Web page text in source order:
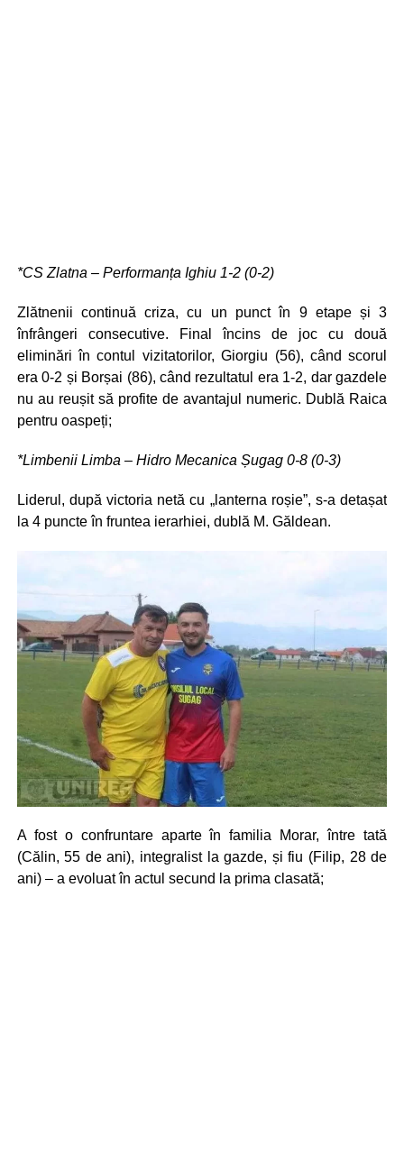
*CS Zlatna – Performanța Ighiu 1-2 (0-2)
Zlătnenii continuă criza, cu un punct în 9 etape și 3
înfrângeri consecutive. Final încins de joc cu două
eliminări în contul vizitatorilor, Giorgiu (56), când scorul
era 0-2 și Borșai (86), când rezultatul era 1-2, dar gazdele
nu au reușit să profite de avantajul numeric. Dublă Raica
pentru oaspeți;
*Limbenii Limba – Hidro Mecanica Șugag 0-8 (0-3)
Liderul, după victoria netă cu „lanterna roșie”, s-a detașat
la 4 puncte în fruntea ierarhiei, dublă M. Găldean.
A fost o confruntare aparte în familia Morar, între tată
(Călin, 55 de ani), integralist la gazde, și fiu (Filip, 28 de
ani) – a evoluat în actul secund la prima clasată;